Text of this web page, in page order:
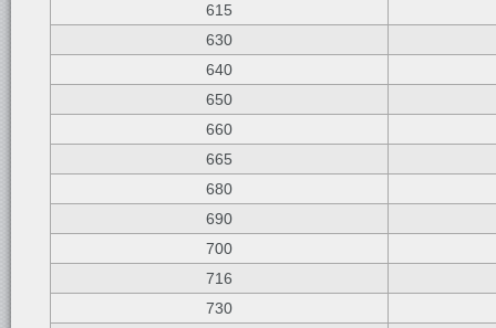
615
630
640
650
660
665
680
690
700
716
730